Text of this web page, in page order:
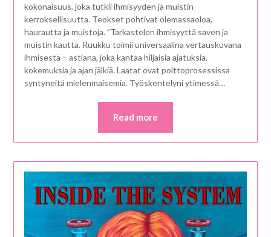
kokonaisuus, joka tutkii ihmisyyden ja muistin
kerroksellisuutta. Teokset pohtivat olemassaoloa,
haurautta ja muistoja. ”Tarkastelen ihmisyyttä saven ja
muistin kautta. Ruukku toimii universaalina vertauskuvana
ihmisestä – astiana, joka kantaa hiljaisia ajatuksia,
kokemuksia ja ajan jälkiä. Laatat ovat polttoprosessissa
syntyneitä mielenmaisemia. Työskentelyni ytimessä…
Read more